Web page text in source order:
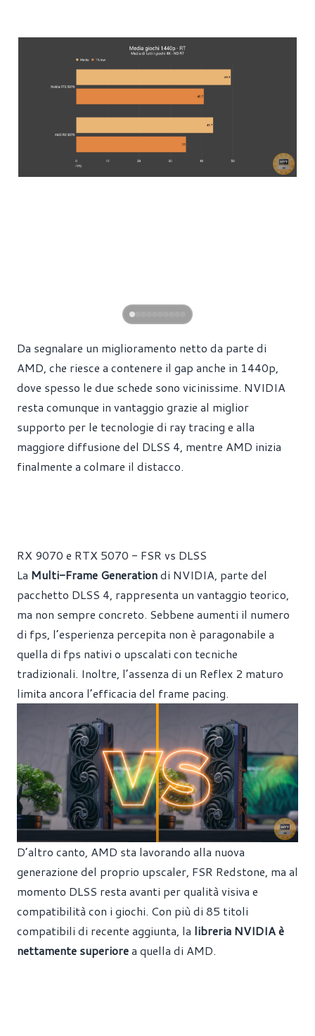
Da segnalare un miglioramento netto da parte di
AMD, che riesce a contenere il gap anche in 1440p,
dove spesso le due schede sono vicinissime. NVIDIA
resta comunque in vantaggio grazie al miglior
supporto per le tecnologie di ray tracing e alla
maggiore diffusione del DLSS 4, mentre AMD inizia
finalmente a colmare il distacco.
RX 9070 e RTX 5070 - FSR vs DLSS
La Multi-Frame Generationdi NVIDIA, parte del
pacchetto DLSS 4, rappresenta un vantaggio teorico,
ma non sempre concreto. Sebbene aumenti il numero
di fps, l’esperienza percepita non è paragonabile a
quella di fps nativi o upscalati con tecniche
tradizionali. Inoltre, l’assenza di un Reflex 2 maturo
limita ancora l’efficacia del frame pacing.
D’altro canto, AMD sta lavorando alla nuova
generazione del proprio upscaler, FSR Redstone, ma al
momento DLSS resta avanti per qualità visiva e
compatibilità con i giochi. Con più di 85 titoli
compatibili di recente aggiunta, la libreria NVIDIA è
nettamente superiorea quella di AMD.